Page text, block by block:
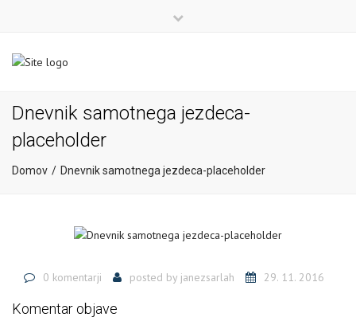
Dnevnik samotnega jezdeca-
placeholder
Domov Dnevnik samotnega jezdeca-placeholder
0 komentarji posted by janezsarlah 29. 11. 2016
Komentar objave